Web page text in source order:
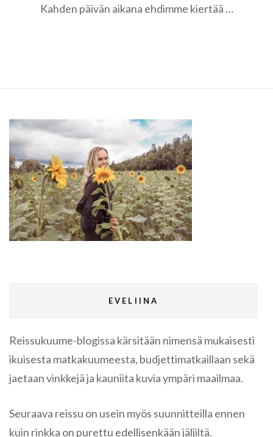
kesäkohdetta
Kahden päivän aikana ehdimme kiertää …
EVELIINA
Reissukuume-blogissa kärsitään nimensä mukaisesti
ikuisesta matkakuumeesta, budjettimatkaillaan sekä
jaetaan vinkkejä ja kauniita kuvia ympäri maailmaa.
Seuraava reissu on usein myös suunnitteilla ennen
kuin rinkka on purettu edellisenkään jäljiltä.